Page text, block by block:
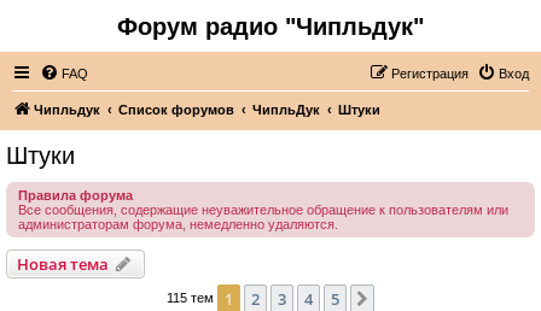
Форум радио "Чипльдук"
FAQ Вход
Регистрация
Чипльдук Список форумов ЧипльДук Штуки
Штуки
Правила форума
Все сообщения, содержащие неуважительное обращение к пользователям или
администраторам форума, немедленно удаляются.
Новая тема
115 тем 1 2 3 4 5